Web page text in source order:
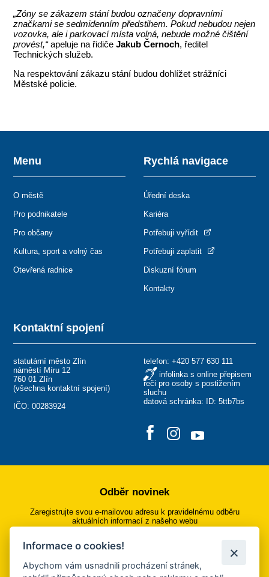
„Zóny se zákazem stání budou označeny dopravními
značkami se sedmidenním předstihem. Pokud nebudou nejen
vozovka, ale i parkovací místa volná, nebude možné čištění
provést,“apeluje na řidičeJakub Černoch, ředitel
Technických služeb.
Na respektování zákazu stání budou dohlížet strážníci
Městské policie.
Kontaktní spojení
statutární město Zlín
náměstí Míru 12
760 01 Zlín
(všechna kontaktní spojení)
IČO: 00283924
telefon: +420 577 630 111
infolinka s online přepisem
řeči pro osoby s postižením
sluchu
datová schránka: ID: 5ttb7bs
Menu
O městě
Pro podnikatele
Pro občany
Kultura, sport a volný čas
Otevřená radnice
Rychlá navigace
Úřední deska
Kariéra
Potřebuji vyřídit
Potřebuji zaplatit
Diskuzní fórum
Kontakty
Odběr novinek
Zaregistrujte svou e-mailovou adresu k pravidelnému odběru
aktuálních informací z našeho webu
Přihlásit se k odběru
Informace o cookies!
Abychom vám usnadnili procházení stránek,